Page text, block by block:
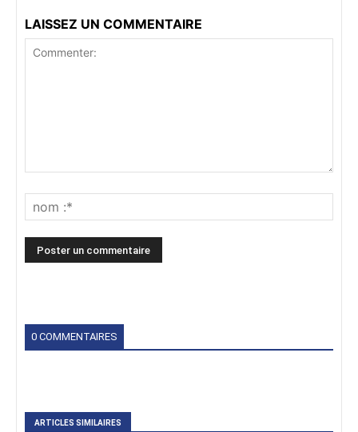
LAISSEZ UN COMMENTAIRE
0 COMMENTAIRES
ARTICLES SIMILAIRES